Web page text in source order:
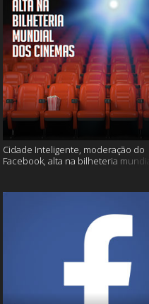
Cidade Inteligente, moderação do
Facebook, alta na bilheteria mundial